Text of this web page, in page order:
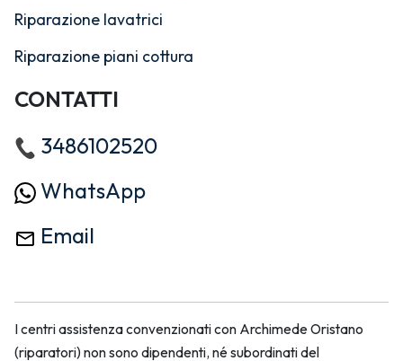
Riparazione lavatrici
Riparazione piani cottura
CONTATTI
3486102520
WhatsApp
Email
I centri assistenza convenzionati con Archimede Oristano
(riparatori) non sono dipendenti, né subordinati del